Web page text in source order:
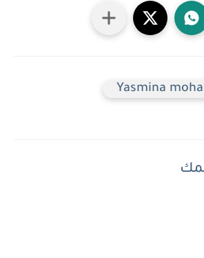
Yasmina